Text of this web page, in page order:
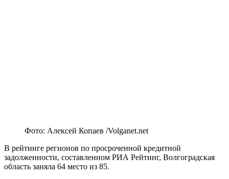
Фото: Алексей Копаев /Volganet.net
В рейтинге регионов по просроченной кредитной
задолженности, составленном РИА Рейтинг, Волгоградская
область заняла 64 место из 85.